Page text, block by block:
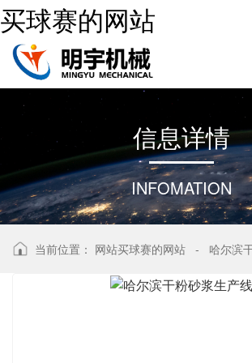
买球赛的网站
信息详情
INFOMATION
当前位置： 网站买球赛的网站 - 哈尔滨